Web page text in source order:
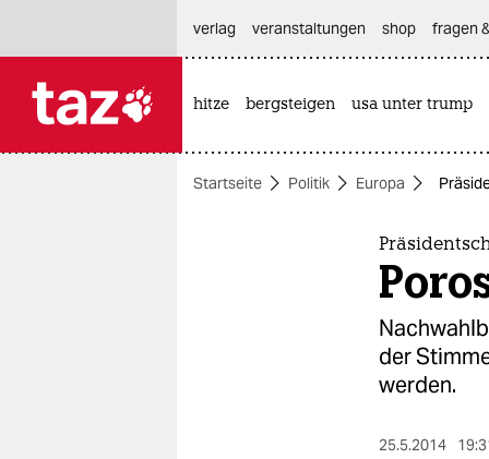
themen
verlag
veranstaltungen shop fragen
hitze bergsteigen usa unter trump
Startseite Politik Europa
der
werden.
25.5.2014